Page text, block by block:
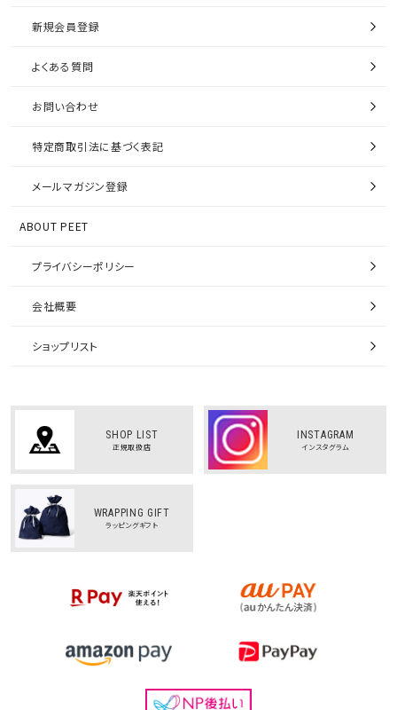
新規会員登録
よくある質問
お問い合わせ
特定商取引法に基づく表記
メールマガジン登録
ABOUT PEET
プライバシーポリシー
会社概要
ショップリスト
SHOP LIST
正規取扱店
INSTAGRAM
インスタグラム
WRAPPING GIFT
ラッピングギフト